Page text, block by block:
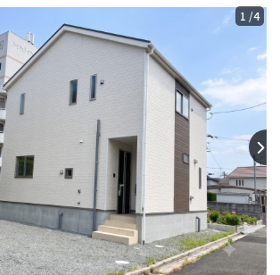
1 /4